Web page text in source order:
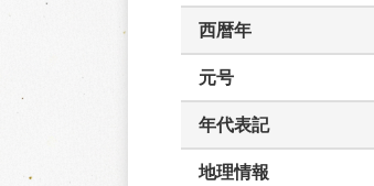
西暦年
元号
年代表記
地理情報